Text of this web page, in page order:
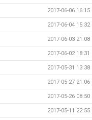
2017-06-06 16:15
2017-06-04 15:32
2017-06-03 21:08
2017-06-02 18:31
2017-05-31 13:38
2017-05-27 21:06
2017-05-26 08:50
2017-05-11 22:55